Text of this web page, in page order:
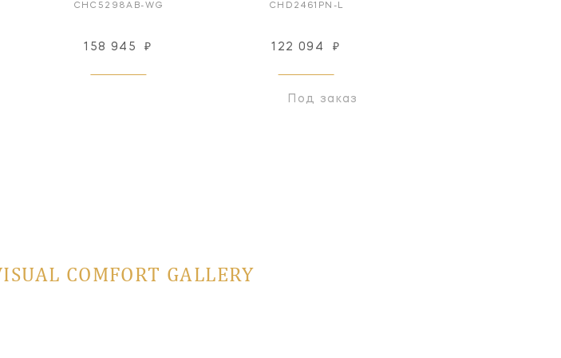
CHC5298AB-WG
158 945 ₽
CHD2461PN-L
122 094 ₽
Под заказ
COMFORT GALLERY